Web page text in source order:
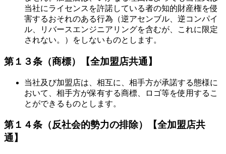
当社にライセンスを許諾している者の知的財産権を侵
害するおそれのある行為（逆アセンブル、逆コンパイ
ル、リバースエンジニアリングを含むが、これに限定
されない。）をしないものとします。
第１３条（商標） 【全加盟店共通】
当社及び加盟店は、相互に、相手方が承諾する態様に
おいて、相手方が保有する商標、ロゴ等を使用するこ
とができるものとします。
第１４条（反社会的勢力の排除）
【全加盟店共
通】